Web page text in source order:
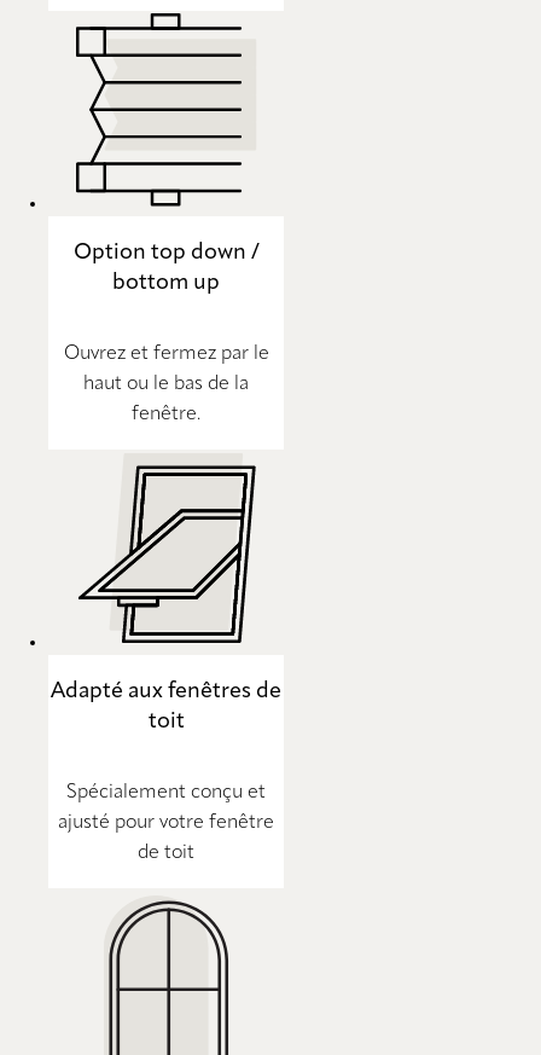
Option top down /
bottom up
Ouvrez et fermez par le
haut ou le bas de la
fenêtre.
Adapté aux fenêtres de
toit
Spécialement conçu et
ajusté pour votre fenêtre
de toit